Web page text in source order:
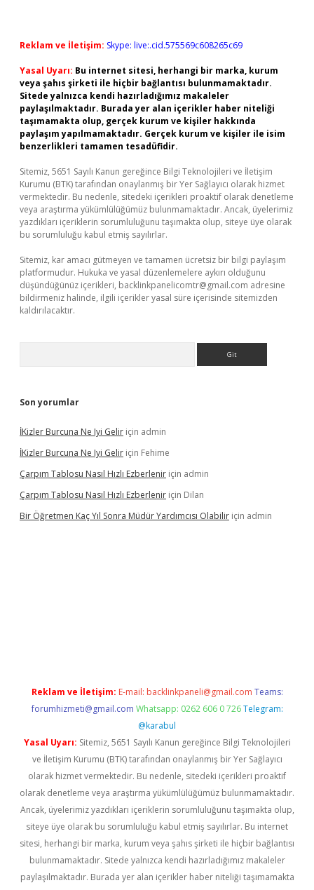
Reklam ve İletişim: Skype: live:.cid.575569c608265c69
Yasal Uyarı: Bu internet sitesi, herhangi bir marka, kurum
veya şahıs şirketi ile hiçbir bağlantısı bulunmamaktadır.
Sitede yalnızca kendi hazırladığımız makaleler
paylaşılmaktadır. Burada yer alan içerikler haber niteliği
taşımamakta olup, gerçek kurum ve kişiler hakkında
paylaşım yapılmamaktadır. Gerçek kurum ve kişiler ile isim
benzerlikleri tamamen tesadüfidir.
Sitemiz, 5651 Sayılı Kanun gereğince Bilgi Teknolojileri ve İletişim
Kurumu (BTK) tarafından onaylanmış bir Yer Sağlayıcı olarak hizmet
vermektedir. Bu nedenle, sitedeki içerikleri proaktif olarak denetleme
veya araştırma yükümlülüğümüz bulunmamaktadır. Ancak, üyelerimiz
yazdıkları içeriklerin sorumluluğunu taşımakta olup, siteye üye olarak
bu sorumluluğu kabul etmiş sayılırlar.
Sitemiz, kar amacı gütmeyen ve tamamen ücretsiz bir bilgi paylaşım
platformudur. Hukuka ve yasal düzenlemelere aykırı olduğunu
düşündüğünüz içerikleri, backlinkpanelicomtr@gmail.com adresine
bildirmeniz halinde, ilgili içerikler yasal süre içerisinde sitemizden
kaldırılacaktır.
Son yorumlar
İKizler Burcuna Ne Iyi Gelir için admin
İKizler Burcuna Ne Iyi Gelir için Fehime
Çarpım Tablosu Nasıl Hızlı Ezberlenir için admin
Çarpım Tablosu Nasıl Hızlı Ezberlenir için Dilan
Bir Öğretmen Kaç Yıl Sonra Müdür Yardımcısı Olabilir için admin
Reklam ve İletişim: E-mail: backlinkpaneli@gmail.com Teams:
forumhizmeti@gmail.com Whatsapp: 0262 606 0 726 Telegram:
@karabul
Yasal Uyarı: Sitemiz, 5651 Sayılı Kanun gereğince Bilgi Teknolojileri
ve İletişim Kurumu (BTK) tarafından onaylanmış bir Yer Sağlayıcı
olarak hizmet vermektedir. Bu nedenle, sitedeki içerikleri proaktif
olarak denetleme veya araştırma yükümlülüğümüz bulunmamaktadır.
Ancak, üyelerimiz yazdıkları içeriklerin sorumluluğunu taşımakta olup,
siteye üye olarak bu sorumluluğu kabul etmiş sayılırlar. Bu internet
sitesi, herhangi bir marka, kurum veya şahıs şirketi ile hiçbir bağlantısı
bulunmamaktadır. Sitede yalnızca kendi hazırladığımız makaleler
paylaşılmaktadır. Burada yer alan içerikler haber niteliği taşımamakta